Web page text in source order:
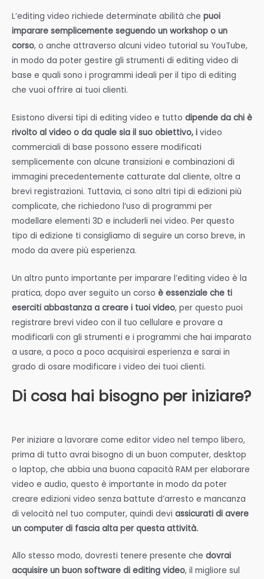
L’editing video richiede determinate abilità che puoi
imparare semplicemente seguendo un workshop o un
corso, o anche attraverso alcuni video tutorial su YouTube,
in modo da poter gestire gli strumenti di editing video di
base e quali sono i programmi ideali per il tipo di editing
che vuoi offrire ai tuoi clienti.
Esistono diversi tipi di editing video e tutto dipende da chi è
rivolto al video o da quale sia il suo obiettivo, i video
commerciali di base possono essere modificati
semplicemente con alcune transizioni e combinazioni di
immagini precedentemente catturate dal cliente, oltre a
brevi registrazioni. Tuttavia, ci sono altri tipi di edizioni più
complicate, che richiedono l’uso di programmi per
modellare elementi 3D e includerli nei video. Per questo
tipo di edizione ti consigliamo di seguire un corso breve, in
modo da avere più esperienza.
Un altro punto importante per imparare l’editing video è la
pratica, dopo aver seguito un corso è essenziale che ti
eserciti abbastanza a creare i tuoi video, per questo puoi
registrare brevi video con il tuo cellulare e provare a
modificarli con gli strumenti e i programmi che hai imparato
a usare, a poco a poco acquisirai esperienza e sarai in
grado di osare modificare i video dei tuoi clienti.
Di cosa hai bisogno per iniziare?
Per iniziare a lavorare come editor video nel tempo libero,
prima di tutto avrai bisogno di un buon computer, desktop
o laptop, che abbia una buona capacità RAM per elaborare
video e audio, questo è importante in modo da poter
creare edizioni video senza battute d’arresto e mancanza
di velocità nel tuo computer, quindi devi assicurati di avere
un computer di fascia alta per questa attività.
Allo stesso modo, dovresti tenere presente che dovrai
acquisire un buon software di editing video, il migliore sul